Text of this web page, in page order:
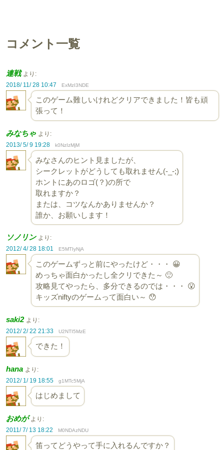
コメント一覧
連戦 より:
2018/ 11/ 28 10:47
ExMzI3NDE
このゲーム難しいけれどクリアできました！皆も頑
張って！
みなちゃ より:
2013/ 5/ 9 19:28
k0NzIzMjM
みなさんのヒント見ましたが、
シークレットがどうしても取れません(-_-;)
ホントにあのロゴ(？)の所で
取れますか？
または、コツなんかありませんか？
誰か、お願いします！
ソノリン より:
2012/ 4/ 28 18:01
E5MTIyNjA
このゲームずっと前にやったけど・・・ 😀
めっちゃ面白かったし全クリできた～ 🙂
攻略見てやったら、多分できるのでは・・・ 😮
キッズniftyのゲームって面白い～ 😯
saki2 より:
2012/ 2/ 22 21:33
U2NTI5MzE
できた！
hana より:
2012/ 1/ 19 18:55
g1MTc5MjA
はじめまして
おめが より:
2011/ 7/ 13 18:22
M0NDAzNDU
笛ってどうやって手に入れるんですか？